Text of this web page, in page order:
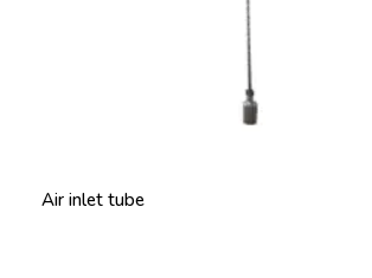
Air inlet tube